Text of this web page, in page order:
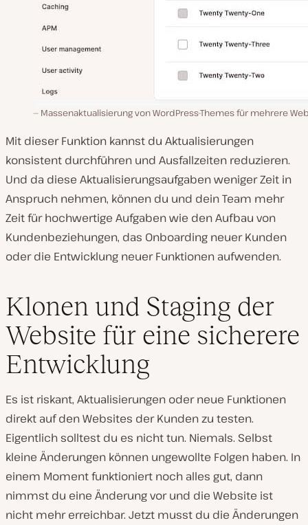
Massenaktualisierung von WordPress-Themes für mehrere
Mit dieser Funktion kannst du Aktualisierungen
konsistent durchführen und Ausfallzeiten reduzieren.
Und da diese Aktualisierungsaufgaben weniger Zeit in
Anspruch nehmen, können du und dein Team mehr
Zeit für hochwertige Aufgaben wie den Aufbau von
Kundenbeziehungen, das Onboarding neuer Kunden
oder die Entwicklung neuer Funktionen aufwenden.
Klonen und Staging der
Website für eine sicherere
Entwicklung
Es ist riskant, Aktualisierungen oder neue Funktionen
direkt auf den Websites der Kunden zu testen.
Eigentlich solltest du es nicht tun. Niemals. Selbst
kleine Änderungen können ungewollte Folgen haben. In
einem Moment funktioniert noch alles gut, dann
nimmst du eine Änderung vor und die Website ist
nicht mehr erreichbar. Jetzt musst du die Änderungen